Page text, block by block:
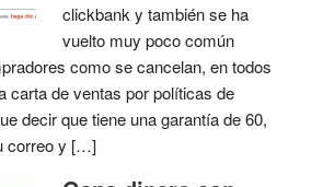
clickbank y también se ha
vuelto muy poco común
como se cancelan, en todos
carta de ventas por políticas de
decir que tiene una garantía de 60,
correo y […]